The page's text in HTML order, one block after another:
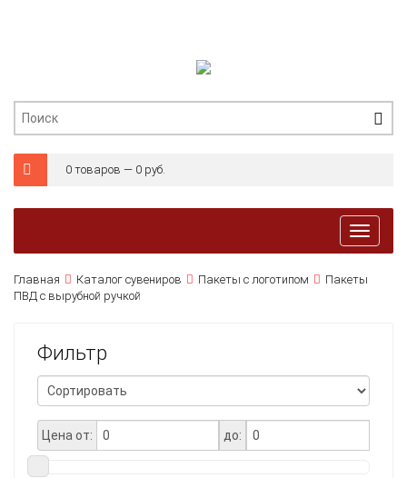
0 товаров — 0 руб.
Главная Каталог сувениров Пакеты с логотипом
Пакеты
ПВД с вырубной ручкой
Фильтр
Цена от: до: